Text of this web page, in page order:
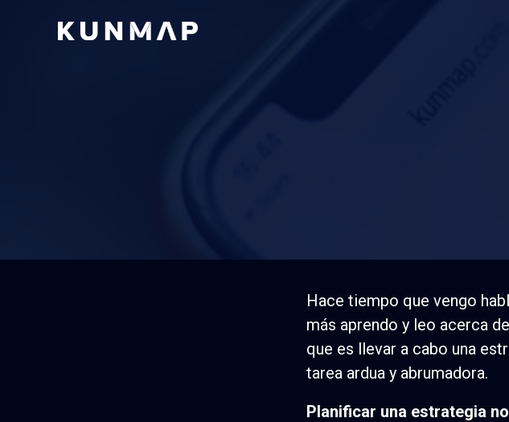
Hace tiempo que vengo
más aprendo y leo acerca
que es llevar a cabo una
tarea ardua y abrumadora.
Planificar una estrategia